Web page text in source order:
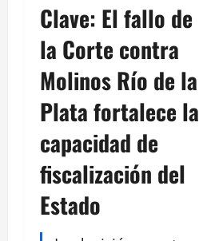
Clave: El fallo de
la Corte contra
Molinos Río de la
Plata fortalece la
capacidad de
fiscalización del
Estado